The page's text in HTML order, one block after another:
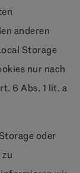
anderen
Storage
nur nach
6 Abs. 1 lit. a
oder